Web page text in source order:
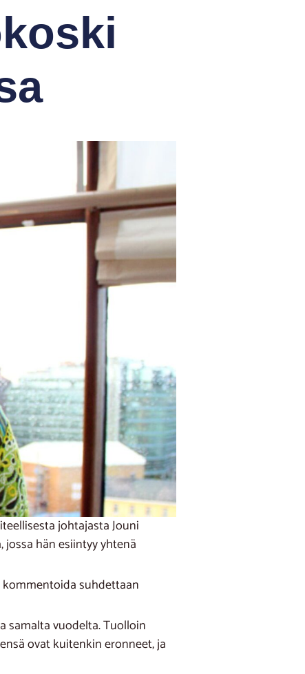
johtajasta Jouni
hän esiintyy yhtenä
kommentoida suhdettaan
samalta vuodelta. Tuolloin
ovat kuitenkin eronneet, ja